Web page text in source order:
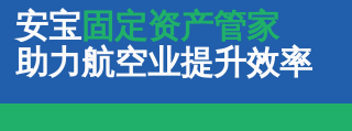
安宝固定资产管家
助力航空业提升效率